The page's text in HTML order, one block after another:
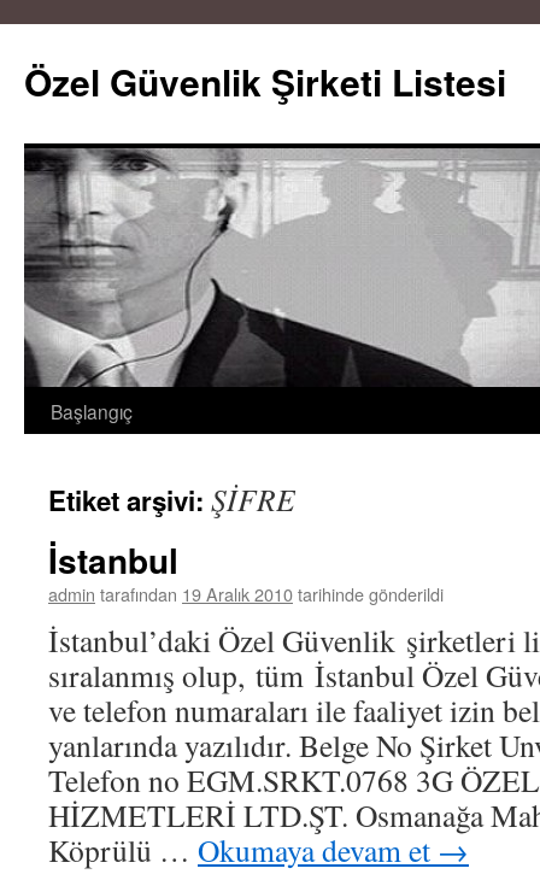
Özel Güvenlik Şirketi Listesi
İçeriğe
Başlangıç
Etiket arşivi: ŞİFRE
İstanbul
admin tarafından 19 Aralık 2010tarihinde gönderildi
İstanbul’daki Özel Güvenlik şirketleri
sıralanmış olup, tüm İstanbul Özel
ve telefon numaraları ile faaliyet izin
yanlarında yazılıdır. Belge No Şirket
Telefon no EGM.SRKT.0768 3G
HİZMETLERİ LTD.ŞT. Osmanağa
Köprülü … Okumaya devam et →